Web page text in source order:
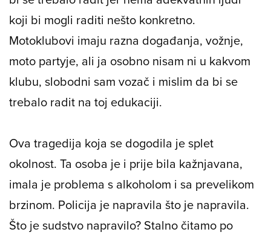
koji bi mogli raditi nešto konkretno.
Motoklubovi imaju razna događanja, vožnje,
moto partyje, ali ja osobno nisam ni u kakvom
klubu, slobodni sam vozač i mislim da bi se
trebalo radit na toj edukaciji.
Ova tragedija koja se dogodila je splet
okolnost. Ta osoba je i prije bila kažnjavana,
imala je problema s alkoholom i sa prevelikom
brzinom. Policija je napravila što je napravila.
Što je sudstvo napravilo? Stalno čitamo po